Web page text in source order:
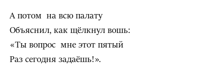
А потом на всю палату
Объяснил, как щёлкнул вошь:
«Ты вопрос мне этот пятый
Раз сегодня задаёшь!».